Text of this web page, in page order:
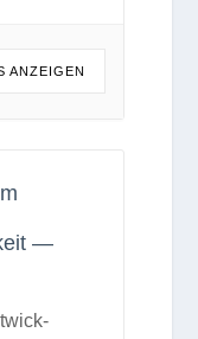
ANZEI­GEN
—